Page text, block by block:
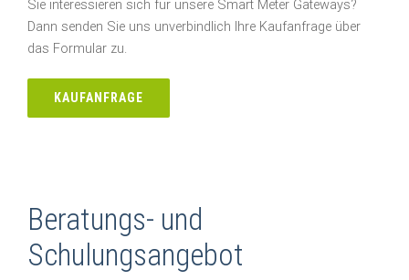
Sie interessieren sich für unsere Smart Meter Gateways?
Dann senden Sie uns unverbindlich Ihre Kaufanfrage über
das Formular zu.
KAUFANFRAGE
Beratungs- und
Schulungsangebot